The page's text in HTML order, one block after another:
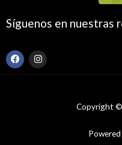
Síguenos en nuestras
F
a
c
I
n
s
Copyright